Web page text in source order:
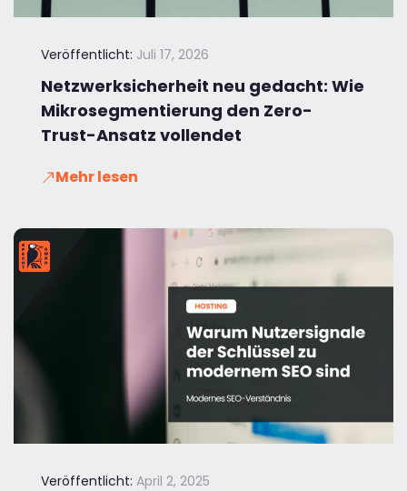
Veröffentlicht: Juli 17, 2026
Netzwerksicherheit neu gedacht: Wie
Mikrosegmentierung den Zero-
Trust-Ansatz vollendet
Mehr lesen
Veröffentlicht: April 2, 2025